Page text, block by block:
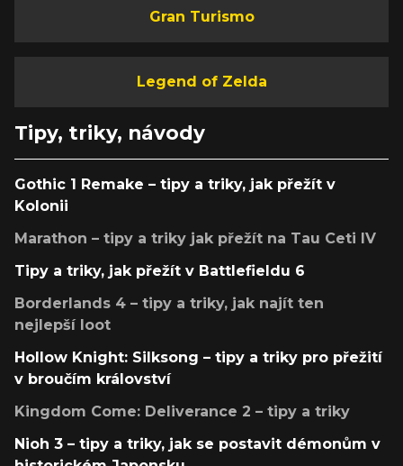
Gran Turismo
Legend of Zelda
Tipy, triky, návody
Gothic 1 Remake – tipy a triky, jak přežít v
Kolonii
Marathon – tipy a triky jak přežít na Tau Ceti IV
Tipy a triky, jak přežít v Battlefieldu 6
Borderlands 4 – tipy a triky, jak najít ten
nejlepší loot
Hollow Knight: Silksong – tipy a triky pro přežití
v broučím království
Kingdom Come: Deliverance 2 – tipy a triky
Nioh 3 – tipy a triky, jak se postavit démonům v